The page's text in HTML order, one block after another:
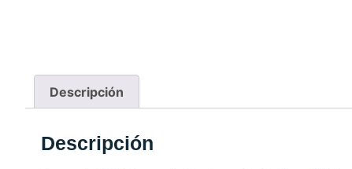
Descripción
Descripción